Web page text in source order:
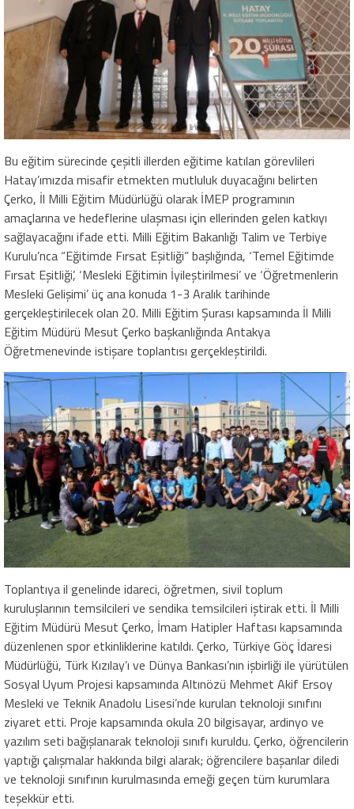
Bu eğitim sürecinde çeşitli illerden eğitime katılan görevlileri
Hatay’ımızda misafir etmekten mutluluk duyacağını belirten
Çerko, İl Milli Eğitim Müdürlüğü olarak İMEP programının
amaçlarına ve hedeflerine ulaşması için ellerinden gelen katkıyı
sağlayacağını ifade etti. Milli Eğitim Bakanlığı Talim ve Terbiye
Kurulu’nca “Eğitimde Fırsat Eşitliği” başlığında, ‘Temel Eğitimde
Fırsat Eşitliği’, ‘Mesleki Eğitimin İyileştirilmesi’ ve ‘Öğretmenlerin
Mesleki Gelişimi’ üç ana konuda 1-3 Aralık tarihinde
gerçekleştirilecek olan 20. Milli Eğitim Şurası kapsamında İl Milli
Eğitim Müdürü Mesut Çerko başkanlığında Antakya
Öğretmenevinde istişare toplantısı gerçekleştirildi.
Toplantıya il genelinde idareci, öğretmen, sivil toplum
kuruluşlarının temsilcileri ve sendika temsilcileri iştirak etti. İl Milli
Eğitim Müdürü Mesut Çerko, İmam Hatipler Haftası kapsamında
düzenlenen spor etkinliklerine katıldı. Çerko, Türkiye Göç İdaresi
Müdürlüğü, Türk Kızılay’ı ve Dünya Bankası’nın işbirliği ile yürütülen
Sosyal Uyum Projesi kapsamında Altınözü Mehmet Akif Ersoy
Mesleki ve Teknik Anadolu Lisesi’nde kurulan teknoloji sınıfını
ziyaret etti. Proje kapsamında okula 20 bilgisayar, ardinyo ve
yazılım seti bağışlanarak teknoloji sınıfı kuruldu. Çerko, öğrencilerin
yaptığı çalışmalar hakkında bilgi alarak; öğrencilere başarılar diledi
ve teknoloji sınıfının kurulmasında emeği geçen tüm kurumlara
teşekkür etti.